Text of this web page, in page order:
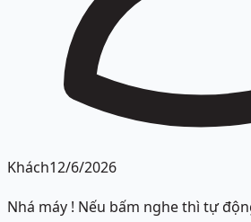
Khách12/6/2026
Nhá máy ! Nếu bấm nghe thì tự